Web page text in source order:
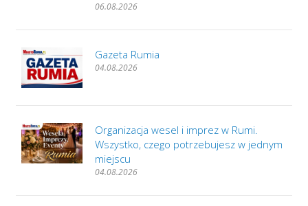
06.08.2026
Gazeta Rumia
04.08.2026
Organizacja wesel i imprez w Rumi.
Wszystko, czego potrzebujesz w jednym
miejscu
04.08.2026